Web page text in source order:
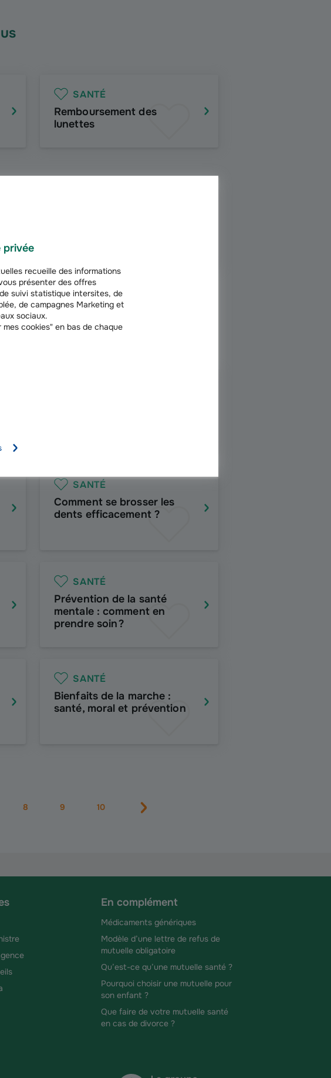
privée
recueille des informations
présenter des offres
suivi statistique intersites, de
de campagnes Marketing et
sociaux.
cookies" en bas de chaque
SANTÉ
Remboursement des
lunettes
santé
SANTÉ
Comment se brosser les
dents efficacement ?
SANTÉ
Prévention de la santé
mentale : comment en
prendre soin ?
SANTÉ
Bienfaits de la marche :
santé, moral et prévention
8 9 10
En complément
Médicaments génériques
Modèle d’une lettre de refus de
mutuelle obligatoire
Qu’est-ce qu’une mutuelle santé ?
Pourquoi choisir une mutuelle pour
son enfant ?
Que faire de votre mutuelle santé
en cas de divorce ?